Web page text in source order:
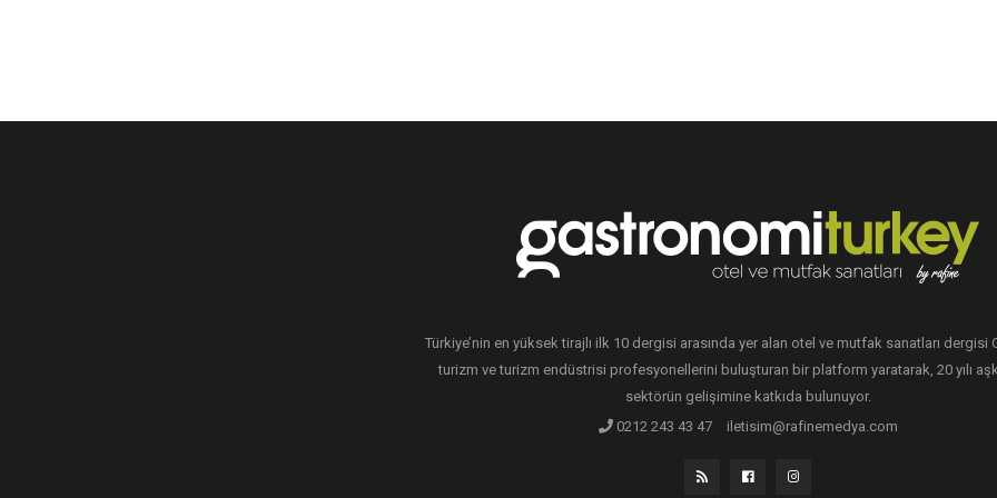
Türkiye’nin en yüksek tirajlı ilk 10 dergisi arasında yer alan otel ve mutfak sanatları dergisi
turizm ve turizm endüstrisi profesyonellerini buluşturan bir platform yaratarak, 20 yılı
sektörün gelişimine katkıda bulunuyor.
0212 243 43 47
iletisim@rafinemedya.com